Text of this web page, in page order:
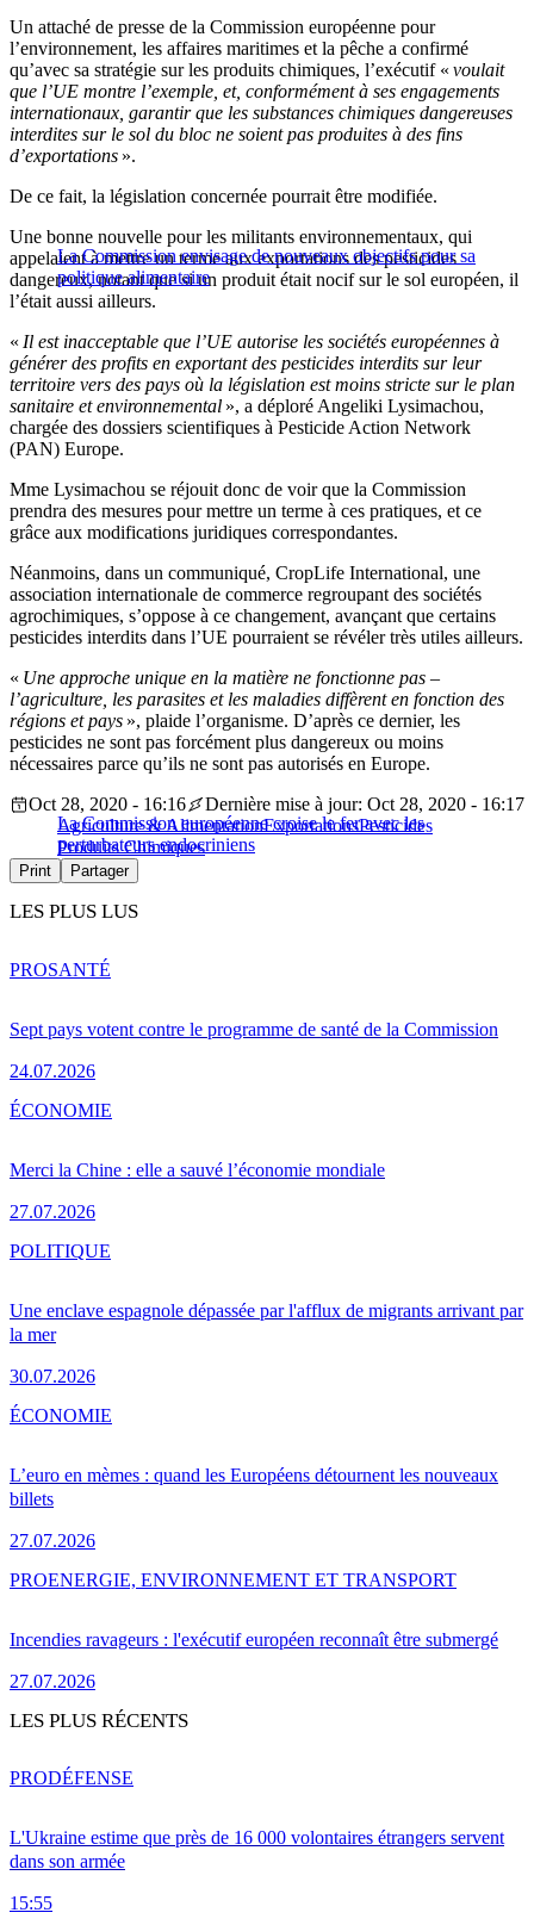
Un attaché de presse de la Commission européenne pour
l’environnement, les affaires maritimes et la pêche a confirmé
qu’avec sa stratégie sur les produits chimiques, l’exécutif « voulait
que l’UE montre l’exemple, et, conformément à ses engagements
internationaux, garantir que les substances chimiques dangereuses
interdites sur le sol du bloc ne soient pas produites à des fins
d’exportations ».
De ce fait, la législation concernée pourrait être modifiée.
La Commission envisage de nouveaux objectifs pour sa
politique alimentaire
Une bonne nouvelle pour les militants environnementaux, qui
appelaient à mettre un terme aux exportations des pesticides
dangereux, notant que si un produit était nocif sur le sol européen, il
l’était aussi ailleurs.
« Il est inacceptable que l’UE autorise les sociétés européennes à
générer des profits en exportant des pesticides interdits sur leur
territoire vers des pays où la législation est moins stricte sur le plan
sanitaire et environnemental », a déploré Angeliki Lysimachou,
chargée des dossiers scientifiques à Pesticide Action Network
(PAN) Europe.
Mme Lysimachou se réjouit donc de voir que la Commission
prendra des mesures pour mettre un terme à ces pratiques, et ce
grâce aux modifications juridiques correspondantes.
Néanmoins, dans un communiqué, CropLife International, une
association internationale de commerce regroupant des sociétés
agrochimiques, s’oppose à ce changement, avançant que certains
pesticides interdits dans l’UE pourraient se révéler très utiles ailleurs.
« Une approche unique en la matière ne fonctionne pas –
l’agriculture, les parasites et les maladies diffèrent en fonction des
régions et pays », plaide l’organisme. D’après ce dernier, les
pesticides ne sont pas forcément plus dangereux ou moins
nécessaires parce qu’ils ne sont pas autorisés en Europe.
La Commission européenne croise le fer avec les
perturbateurs endocriniens
Oct 28, 2020 - 16:16
Dernière mise à jour: Oct 28, 2020 - 16:17
Agriculture & AlimentationExportationsPesticides
Produits Chimiques
Print Partager
LES PLUS LUS
Sept pays votent contre le programme de santé de la Commission
24.07.2026
PROSANTÉ
Merci la Chine : elle a sauvé l’économie mondiale
27.07.2026
ÉCONOMIE
Une enclave espagnole dépassée par l'afflux de migrants arrivant par
la mer
30.07.2026
POLITIQUE
L’euro en mèmes : quand les Européens détournent les nouveaux
billets
27.07.2026
ÉCONOMIE
Incendies ravageurs : l'exécutif européen reconnaît être submergé
27.07.2026
PROENERGIE, ENVIRONNEMENT ET TRANSPORT
LES PLUS RÉCENTS
L'Ukraine estime que près de 16 000 volontaires étrangers servent
dans son armée
15:55
PRODÉFENSE